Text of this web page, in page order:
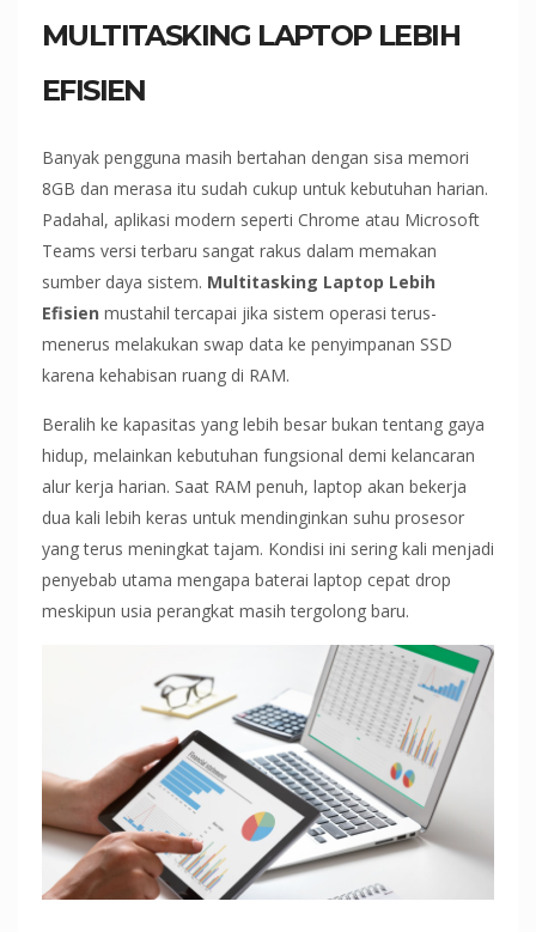
MULTITASKING LAPTOP LEBIH
EFISIEN
Banyak pengguna masih bertahan dengan sisa memori
8GB dan merasa itu sudah cukup untuk kebutuhan harian.
Padahal, aplikasi modern seperti Chrome atau Microsoft
Teams versi terbaru sangat rakus dalam memakan
sumber daya sistem. Multitasking Laptop Lebih
Efisien mustahil tercapai jika sistem operasi terus-
menerus melakukan swap data ke penyimpanan SSD
karena kehabisan ruang di RAM.
Beralih ke kapasitas yang lebih besar bukan tentang gaya
hidup, melainkan kebutuhan fungsional demi kelancaran
alur kerja harian. Saat RAM penuh, laptop akan bekerja
dua kali lebih keras untuk mendinginkan suhu prosesor
yang terus meningkat tajam. Kondisi ini sering kali menjadi
penyebab utama mengapa baterai laptop cepat drop
meskipun usia perangkat masih tergolong baru.